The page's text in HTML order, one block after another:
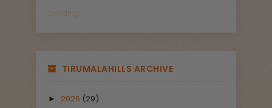
Loading...
TIRUMALAHILLS ARCHIVE
► 2026 (29)